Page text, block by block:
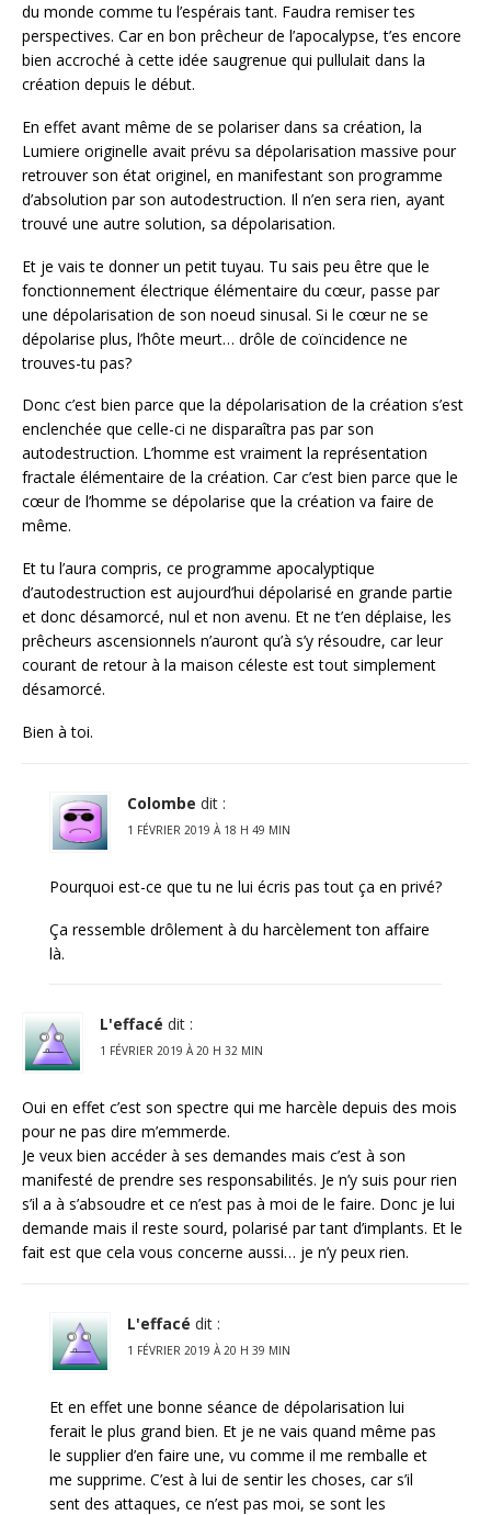
du monde comme tu l’espérais tant. Faudra remiser tes
perspectives. Car en bon prêcheur de l’apocalypse, t’es encore
bien accroché à cette idée saugrenue qui pullulait dans la
création depuis le début.
En effet avant même de se polariser dans sa création, la
Lumiere originelle avait prévu sa dépolarisation massive pour
retrouver son état originel, en manifestant son programme
d’absolution par son autodestruction. Il n’en sera rien, ayant
trouvé une autre solution, sa dépolarisation.
Et je vais te donner un petit tuyau. Tu sais peu être que le
fonctionnement électrique élémentaire du cœur, passe par
une dépolarisation de son noeud sinusal. Si le cœur ne se
dépolarise plus, l’hôte meurt… drôle de coïncidence ne
trouves-tu pas?
Donc c’est bien parce que la dépolarisation de la création s’est
enclenchée que celle-ci ne disparaîtra pas par son
autodestruction. L’homme est vraiment la représentation
fractale élémentaire de la création. Car c’est bien parce que le
cœur de l’homme se dépolarise que la création va faire de
même.
Et tu l’aura compris, ce programme apocalyptique
d’autodestruction est aujourd’hui dépolarisé en grande partie
et donc désamorcé, nul et non avenu. Et ne t’en déplaise, les
prêcheurs ascensionnels n’auront qu’à s’y résoudre, car leur
courant de retour à la maison céleste est tout simplement
désamorcé.
Bien à toi.
Colombe dit :
1 FÉVRIER 2019 À 18 H 49 MIN
Pourquoi est-ce que tu ne lui écris pas tout ça en privé?
Ça ressemble drôlement à du harcèlement ton affaire
là.
L'effacé dit :
1 FÉVRIER 2019 À 20 H 32 MIN
Oui en effet c’est son spectre qui me harcèle depuis des mois
pour ne pas dire m’emmerde.
Je veux bien accéder à ses demandes mais c’est à son
manifesté de prendre ses responsabilités. Je n’y suis pour rien
s’il a à s’absoudre et ce n’est pas à moi de le faire. Donc je lui
demande mais il reste sourd, polarisé par tant d’implants. Et le
fait est que cela vous concerne aussi… je n’y peux rien.
L'effacé dit :
1 FÉVRIER 2019 À 20 H 39 MIN
Et en effet une bonne séance de dépolarisation lui
ferait le plus grand bien. Et je ne vais quand même pas
le supplier d’en faire une, vu comme il me remballe et
me supprime. C’est à lui de sentir les choses, car s’il
sent des attaques, ce n’est pas moi, se sont les